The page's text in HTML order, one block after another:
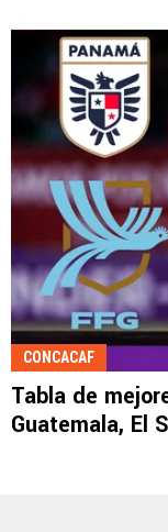
CONCACAF
Tabla de
Guatemala, El